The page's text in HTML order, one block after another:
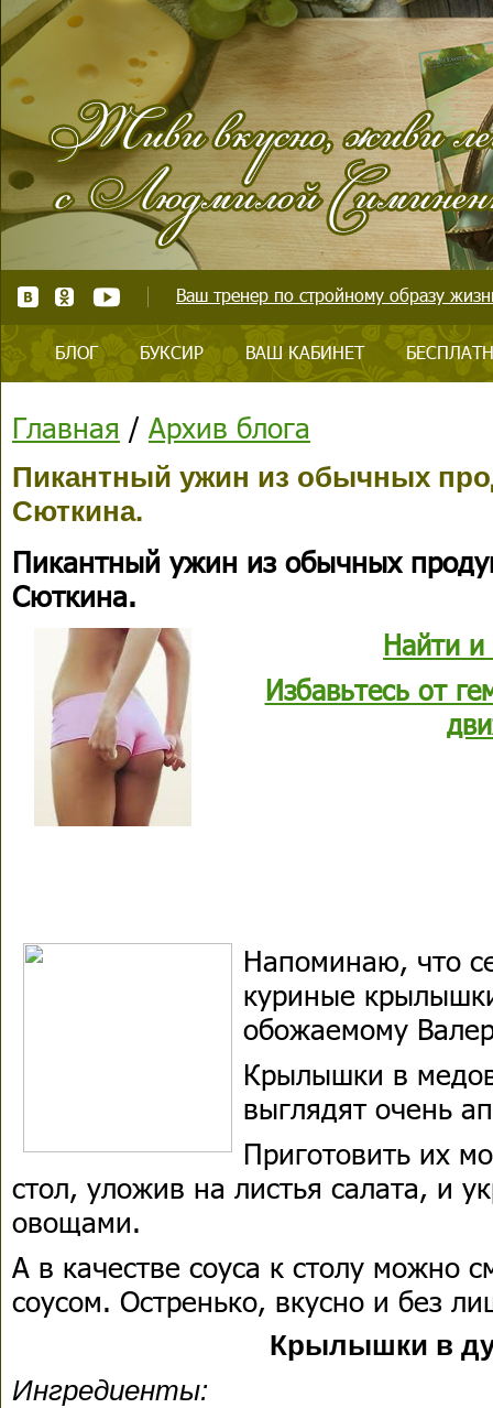
Ваш тренер по стройному образу
БЛОГ БУКСИР ВАШ КАБИНЕТ
Главная / Архив блога
Пикантный ужин из обычных
Сюткина.
Пикантный ужин из обычных
Сюткина.
Найти и
Избавьтесь от
Напоминаю, что
куриные
обожаемому
Крылышки в
выглядят очень
Приготовить их
стол, уложив на листья салата, и
овощами.
А в качестве соуса к столу можно
соусом. Остренько, вкусно и без
Крылышки в
Ингредиенты: